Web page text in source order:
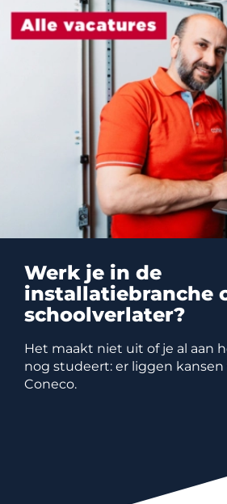
Werk je in de
installatiebranche
schoolverlater?
Het maakt niet uit of je al aan
nog studeert: er liggen kansen
Coneco.